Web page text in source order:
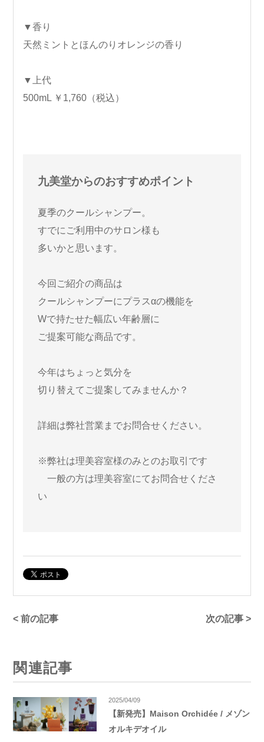
▼香り
天然ミントとほんのりオレンジの香り
▼上代
500mL ￥1,760（税込）
九美堂からのおすすめポイント
夏季のクールシャンプー。
すでにご利用中のサロン様も
多いかと思います。
今回ご紹介の商品は
クールシャンプーにプラスαの機能を
Wで持たせた幅広い年齢層に
ご提案可能な商品です。
今年はちょっと気分を
切り替えてご提案してみませんか？
詳細は弊社営業までお問合せください。
※弊社は理美容室様のみとのお取引です
一般の方は理美容室にてお問合せくださ
い
< 前の記事 次の記事 >
関連記事
2025/04/09
【新発売】Maison Orchidée / メゾン
オルキデオイル